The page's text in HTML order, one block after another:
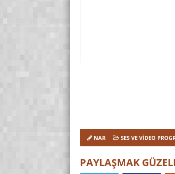
NAR SES VE VIDEO
PAYLAŞMAK